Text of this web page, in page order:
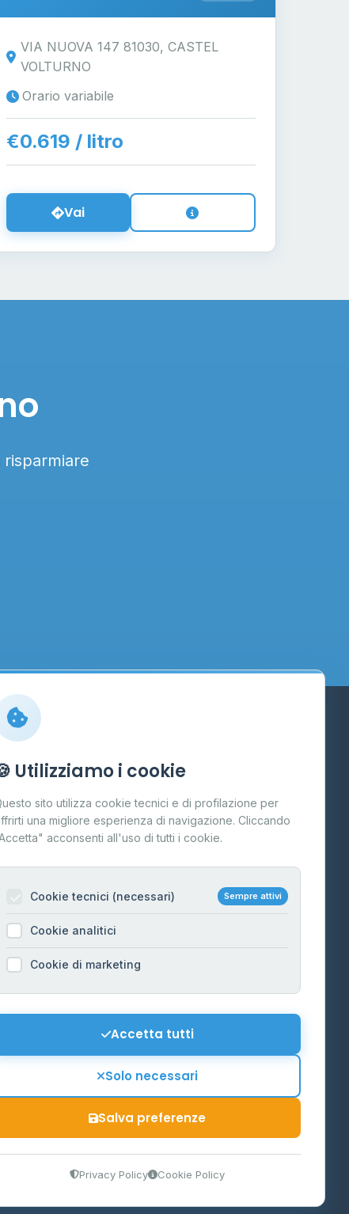
VIA NUOVA 147 81030, CASTEL
VOLTURNO
Orario variabile
€0.619 / litro
Vai
Contatti
Per gestori
Informazioni legali
Privacy Policy
Cookie Policy
Mappa del sito
Contattaci
Utilizziamo i cookie
sito utilizza cookie tecnici e di profilazione per
una migliore esperienza di navigazione. Cliccando
acconsenti all'uso di tutti i cookie.
Cookie tecnici (necessari) Sempre attivi
Cookie analitici
Cookie di marketing
Accetta tutti
Solo necessari
Salva preferenze
Privacy Policy Cookie Policy